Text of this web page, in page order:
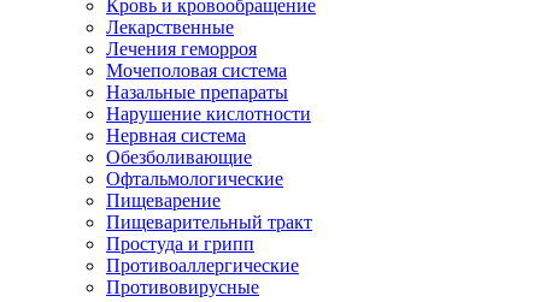
Кровь и кровообращение
Лекарственные
Лечения геморроя
Мочеполовая система
Назальные препараты
Нарушение кислотности
Нервная система
Обезболивающие
Офтальмологические
Пищеварение
Пищеварительный тракт
Простуда и грипп
Противоаллергические
Противовирусные